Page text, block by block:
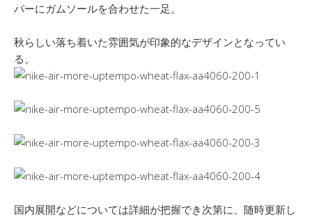
パーにガムソールを合わせた一足。
秋らしい落ち着いた雰囲気が印象的なデザインとなってい
る。
国内展開などについては詳細が把握でき次第に、随時更新し